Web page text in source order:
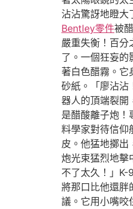
沾沾驚訝地瞪大
Bentley零件被
嚴重失衡！百分
了。一個狂妄的
著白色醋霧。它
砂紙。「廖沾沾
器人的頂端裂開
是醋酸離子炮！
料學家對待信仰
皮。他猛地擲出
炮光束猛烈地擊
不了太久！」K-
將那口比他還胖
議。它用小嘴咬